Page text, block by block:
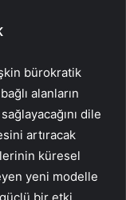
bürokratik
alanların
dile
artıracak
küresel
yeni modelle